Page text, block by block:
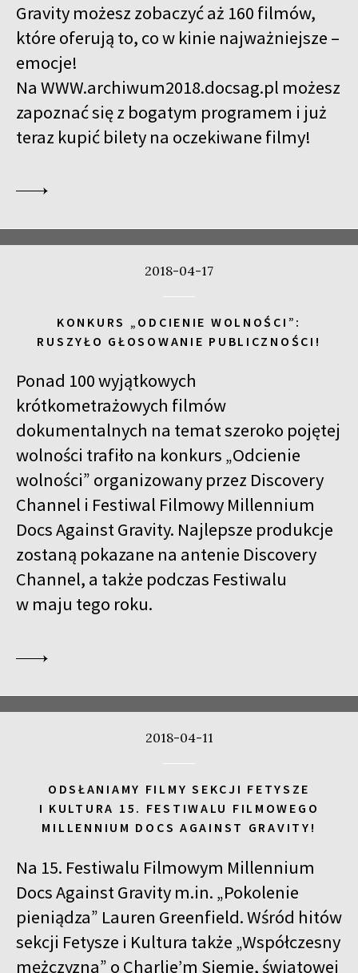
Gravity możesz zobaczyć aż 160 filmów,
które oferują to, co w kinie najważniejsze –
emocje!
Na WWW.archiwum2018.docsag.pl możesz
zapoznać się z bogatym programem i już
teraz kupić bilety na oczekiwane filmy!
2018-04-17
KONKURS „ODCIENIE WOLNOŚCI”:
RUSZYŁO GŁOSOWANIE PUBLICZNOŚCI!
Ponad 100 wyjątkowych
krótkometrażowych filmów
dokumentalnych na temat szeroko pojętej
wolności trafiło na konkurs „Odcienie
wolności” organizowany przez Discovery
Channel i Festiwal Filmowy Millennium
Docs Against Gravity. Najlepsze produkcje
zostaną pokazane na antenie Discovery
Channel, a także podczas Festiwalu
w maju tego roku.
2018-04-11
ODSŁANIAMY FILMY SEKCJI FETYSZE
I KULTURA 15. FESTIWALU FILMOWEGO
MILLENNIUM DOCS AGAINST GRAVITY!
Na 15. Festiwalu Filmowym Millennium
Docs Against Gravity m.in. „Pokolenie
pieniądza” Lauren Greenfield. Wśród hitów
sekcji Fetysze i Kultura także „Współczesny
mężczyzna” o Charlie’m Siemie, światowej